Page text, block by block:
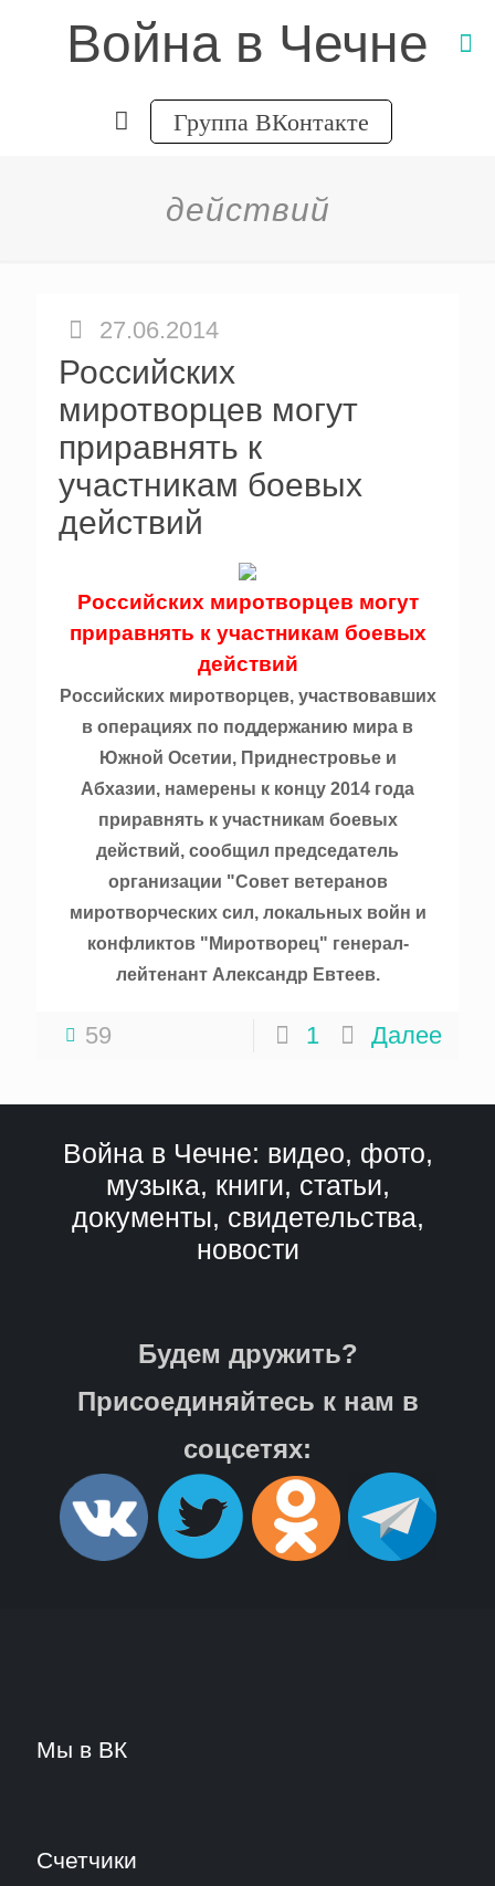
Война в Чечне
Группа ВКонтакте
действий
27.06.2014
Российских
миротворцев могут
приравнять к
участникам боевых
действий
Российских миротворцев могут
приравнять к участникам боевых
действий
Российских миротворцев, участвовавших
в операциях по поддержанию мира в
Южной Осетии, Приднестровье и
Абхазии, намерены к концу 2014 года
приравнять к участникам боевых
действий, сообщил председатель
организации "Совет ветеранов
миротворческих сил, локальных войн и
конфликтов "Миротворец" генерал-
лейтенант Александр Евтеев.
59 1 Далее
Война в Чечне: видео, фото,
музыка, книги, статьи,
документы, свидетельства,
новости
Будем дружить?
Присоединяйтесь к нам в
соцсетях:
Мы в ВК
Счетчики